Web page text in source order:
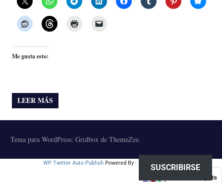
Me gusta esto:
LEER MÁS
Tema para WordPress: Gridbox de ThemeZee.
WP Twitter Auto Publish Powered By : XYZScripts.com
SUSCRIBIRSE